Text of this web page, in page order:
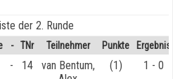
der 2. Runde
- TNr Teilnehmer Punkte Ergebnis
- 14
van Bentum,
(1) 1 - 0